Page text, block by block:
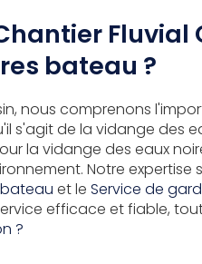
bateau ?
nous comprenons
de la vidange des
la vidange des eaux
Notre
et le Service de
efficace et fiable,
?